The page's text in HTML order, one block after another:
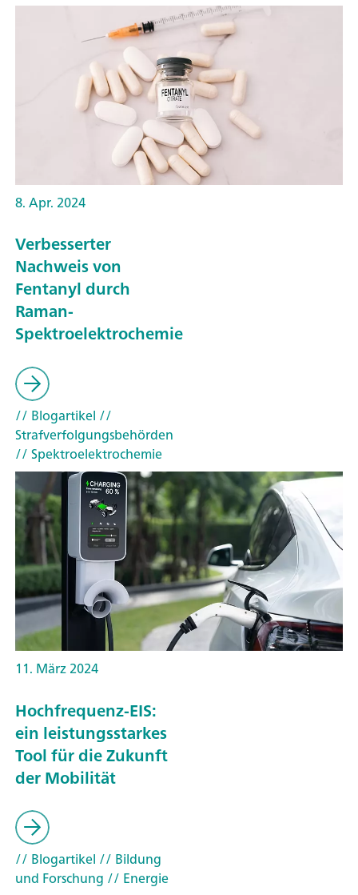
8. Apr. 2024
Verbesserter
Nachweis von
Fentanyl durch
Raman-
Spektroelektrochemie
// Blogartikel //
Strafverfolgungsbehörden
// Spektroelektrochemie
11. März 2024
Hochfrequenz-EIS:
ein leistungsstarkes
Tool für die Zukunft
der Mobilität
// Blogartikel // Bildung
und Forschung // Energie